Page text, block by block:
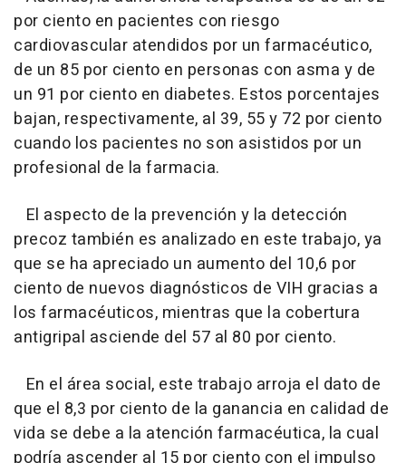
por ciento en pacientes con riesgo
cardiovascular atendidos por un farmacéutico,
de un 85 por ciento en personas con asma y de
un 91 por ciento en diabetes. Estos porcentajes
bajan, respectivamente, al 39, 55 y 72 por ciento
cuando los pacientes no son asistidos por un
profesional de la farmacia.
El aspecto de la prevención y la detección
precoz también es analizado en este trabajo, ya
que se ha apreciado un aumento del 10,6 por
ciento de nuevos diagnósticos de VIH gracias a
los farmacéuticos, mientras que la cobertura
antigripal asciende del 57 al 80 por ciento.
En el área social, este trabajo arroja el dato de
que el 8,3 por ciento de la ganancia en calidad de
vida se debe a la atención farmacéutica, la cual